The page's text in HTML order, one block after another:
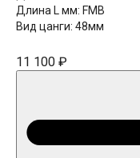
Длина L мм: FMB
Вид цанги: 48мм
11 100 ₽